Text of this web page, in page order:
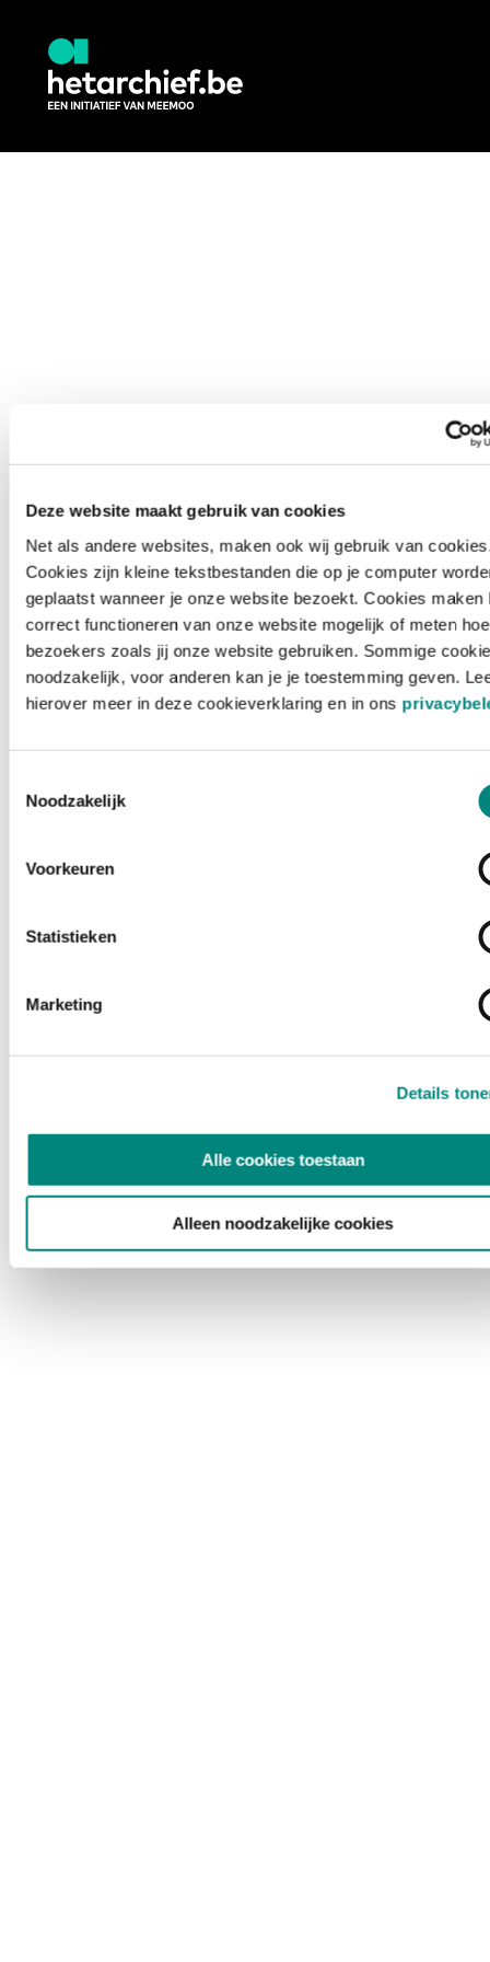
Deze website maakt gebruik van cookies
Net als andere websites, maken ook wij gebruik van
Cookies zijn kleine tekstbestanden die op je computer
geplaatst wanneer je onze website bezoekt. Cookies maken
correct functioneren van onze website mogelijk of meten hoe
bezoekers zoals jij onze website gebruiken. Sommige
noodzakelijk, voor anderen kan je je toestemming geven.
hierover meer in deze cookieverklaring en in ons
Noodzakelijk
Voorkeuren
Statistieken
Marketing
Details
Alle cookies toestaan
Alleen noodzakelijke cookies